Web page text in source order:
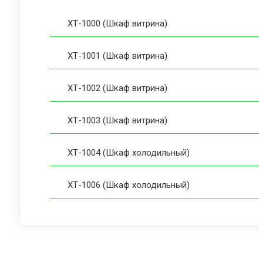
ХТ-1000 (Шкаф витрина)
ХТ-1001 (Шкаф витрина)
ХТ-1002 (Шкаф витрина)
ХТ-1003 (Шкаф витрина)
ХТ-1004 (Шкаф холодильный)
ХТ-1006 (Шкаф холодильный)